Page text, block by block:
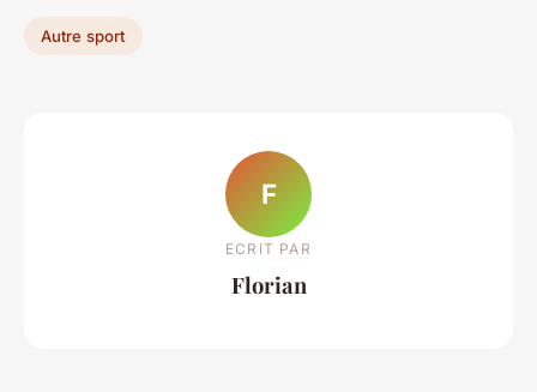
Autre sport
F
ECRIT PAR
Florian